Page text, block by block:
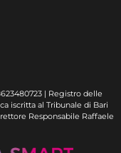
| Registro delle
iscritta al Tribunale di Bari
Responsabile Raffaele